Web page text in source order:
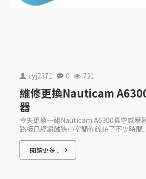
cyj2371 0 721
維修更換Nauticam
器
今天更換一組Nauticam A6300真空感應
路板已經鏽蝕狹小空間佈線花了不少時間..
閱讀更多...